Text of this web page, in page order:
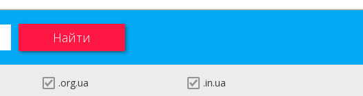
.org.ua
.in.ua